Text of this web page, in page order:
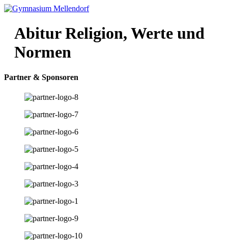
Zum
wechseln
Abitur Religion, Werte und
Normen
Partner & Sponsoren